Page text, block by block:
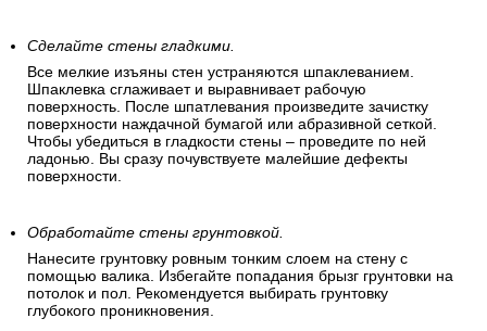
Сделайте стены гладкими.
Все мелкие изъяны стен устраняются шпаклеванием.
Шпаклевка сглаживает и выравнивает рабочую
поверхность. После шпатлевания произведите зачистку
поверхности наждачной бумагой или абразивной сеткой.
Чтобы убедиться в гладкости стены – проведите по ней
ладонью. Вы сразу почувствуете малейшие дефекты
поверхности.
Обработайте стены грунтовкой.
Нанесите грунтовку ровным тонким слоем на стену с
помощью валика. Избегайте попадания брызг грунтовки на
потолок и пол. Рекомендуется выбирать грунтовку
глубокого проникновения.